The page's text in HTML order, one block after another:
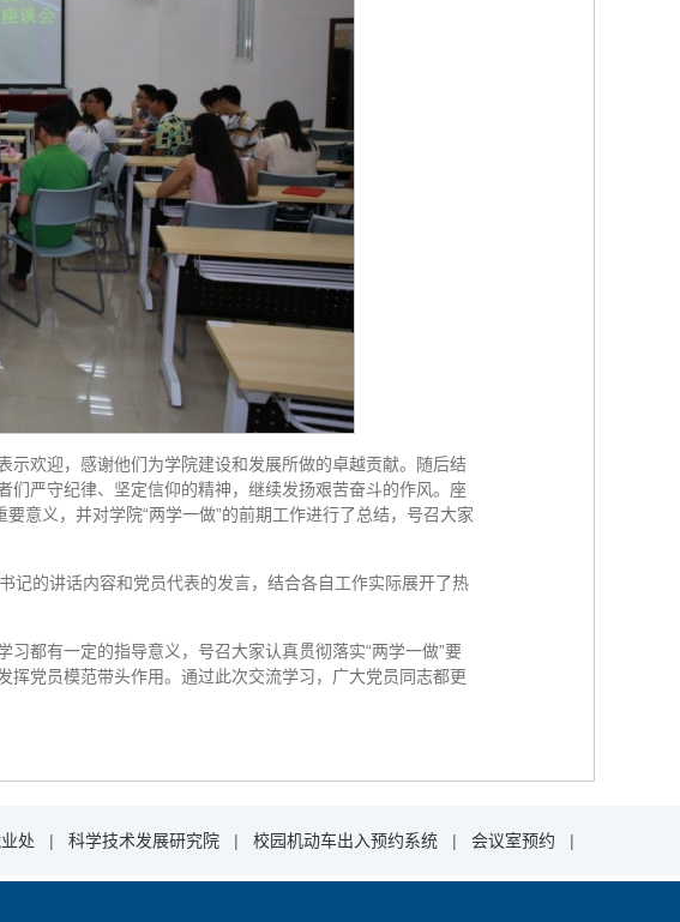
欢迎，感谢他们为学院建设和发展所做的卓越贡献。随后结
严守纪律、坚定信仰的精神，继续发扬艰苦奋斗的作风。座
意义，并对学院“两学一做”的前期工作进行了总结，号召大家
记的讲话内容和党员代表的发言，结合各自工作实际展开了热
都有一定的指导意义，号召大家认真贯彻落实“两学一做”要
党员模范带头作用。通过此次交流学习，广大党员同志都更
处 | 科学技术发展研究院 | 校园机动车出入预约系统 | 会议室预约 |